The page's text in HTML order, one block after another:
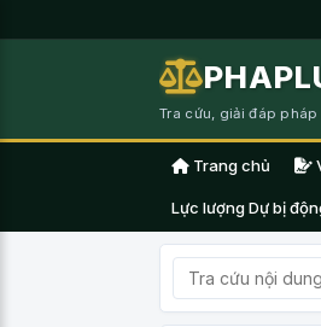
Tra cứu, giải đáp
Trang chủ
Lực lượng Dự bị